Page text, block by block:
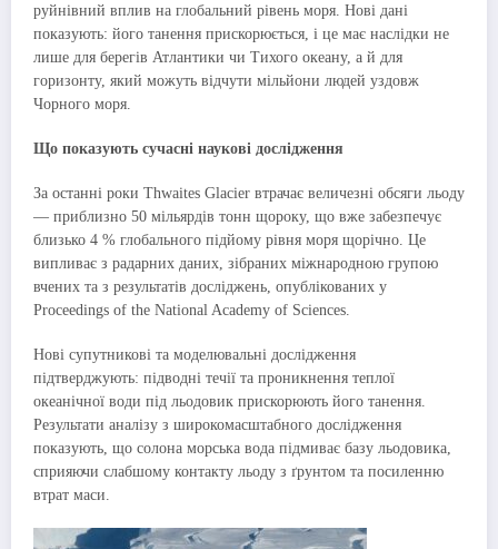
руйнівний вплив на глобальний рівень моря. Нові дані
показують: його танення прискорюється, і це має наслідки не
лише для берегів Атлантики чи Тихого океану, а й для
горизонту, який можуть відчути мільйони людей уздовж
Чорного моря.
Що показують сучасні наукові дослідження
За останні роки Thwaites Glacier втрачає величезні обсяги льоду
— приблизно 50 мільярдів тонн щороку, що вже забезпечує
близько 4 % глобального підйому рівня моря щорічно. Це
випливає з радарних даних, зібраних міжнародною групою
вчених та з результатів досліджень, опублікованих у
Proceedings of the National Academy of Sciences.
Нові супутникові та моделювальні дослідження
підтверджують: підводні течії та проникнення теплої
океанічної води під льодовик прискорюють його танення.
Результати аналізу з широкомасштабного дослідження
показують, що солона морська вода підмиває базу льодовика,
сприяючи слабшому контакту льоду з ґрунтом та посиленню
втрат маси.